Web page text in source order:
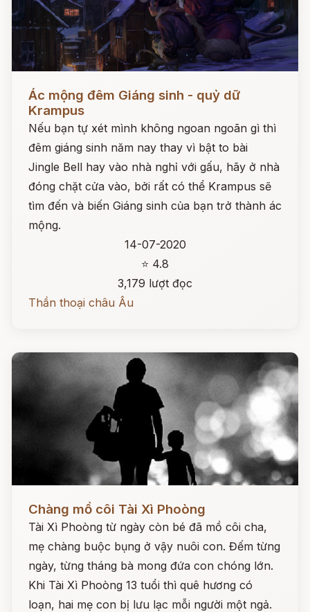
Đọc ngay
Ác mộng đêm Giáng sinh - quỷ dữ
Krampus
Nếu bạn tự xét mình không ngoan ngoãn gì thì
đêm giáng sinh năm nay thay vì bật to bài
Jingle Bell hay vào nhà nghỉ với gấu, hãy ở nhà
đóng chặt cửa vào, bởi rất có thể Krampus sẽ
tìm đến và biến Giáng sinh của bạn trở thành ác
mộng.
14-07-2020
⭐ 4.8
3,179 lượt đọc
Thần thoại châu Âu
Chàng mồ côi Tài Xì Phoòng
Tài Xì Phoòng từ ngày còn bé đã mồ côi cha,
mẹ chàng buộc bụng ở vậy nuôi con. Đếm từng
ngày, từng tháng bà mong đứa con chóng lớn.
Khi Tài Xì Phoòng 13 tuổi thì quê hương có
loạn, hai mẹ con bị lưu lạc mỗi người một ngả.